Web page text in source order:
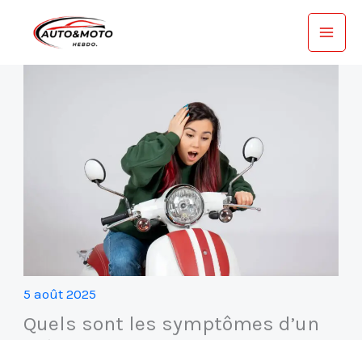
5 août 2025
Quels sont les symptômes d’un